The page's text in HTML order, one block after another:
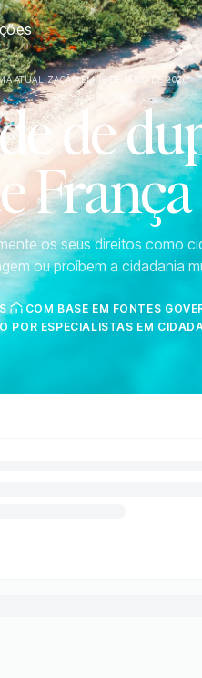
ATUALIZAÇÃO EM 19 DE MAIO DE 2026
de
França
os seus direitos como
ou proíbem a cidadania
COM BASE EM FONTES
POR ESPECIALISTAS EM